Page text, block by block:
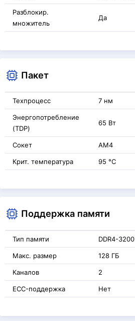
Разблокир.
множитель
Да
Пакет
Техпроцесс 7 нм
Энергопотребление
(TDP)
65 Вт
Сокет AM4
Крит. температура 95 °C
Поддержка памяти
Тип памяти DDR4-3200
Макс. размер 128 ГБ
Каналов 2
ECC-поддержка Нет